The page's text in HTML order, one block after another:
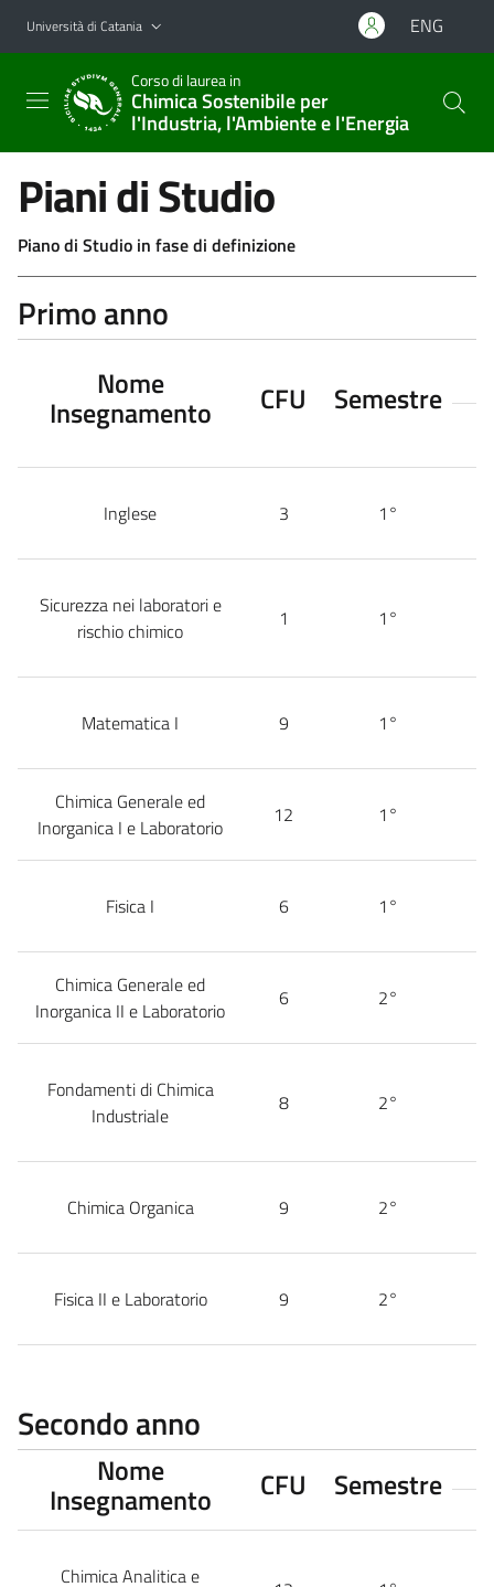
Vai al contenuto principale
Vai al menu di navigazione
Università di Catania ENG
Corso di laurea in
Chimica Sostenibile per
l'Industria, l'Ambiente e l'Energia
Piani di Studio
Piano di Studio in fase di definizione
Primo anno
Nome
Insegnamento CFU Semestre
Inglese 3 1°
Sicurezza nei laboratori e
rischio chimico
1 1°
Matematica I 9 1°
Chimica Generale ed
Inorganica I e Laboratorio
12 1°
Fisica I 6 1°
Chimica Generale ed
Inorganica II e Laboratorio
6 2°
Fondamenti di Chimica
Industriale
8 2°
Chimica Organica 9 2°
Fisica II e Laboratorio 9 2°
Secondo anno
Nome
Insegnamento CFU Semestre
Chimica Analitica e